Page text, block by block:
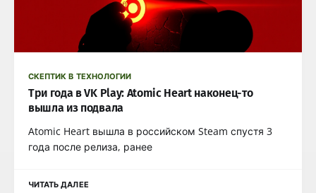
СКЕПТИК В ТЕХНОЛОГИИ
Три года в VK Play: Atomic Heart наконец-то
вышла из подвала
Atomic Heart вышла в российском Steam спустя 3
года после релиза, ранее
ЧИТАТЬ ДАЛЕЕ